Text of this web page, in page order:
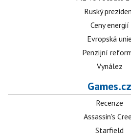
Ruský
Ceny energií
Evropská unie
Penzijní
Vynález
Games.cz
Recenze
Assassin's
Starfield